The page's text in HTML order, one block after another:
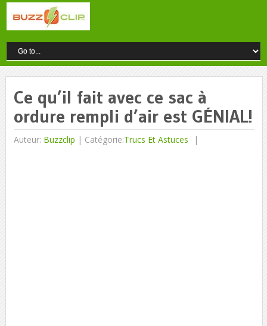
Ce qu’il fait avec ce sac à
ordure rempli d’air est GÉNIAL!
Auteur: Buzzclip | Catégorie:Trucs Et Astuces